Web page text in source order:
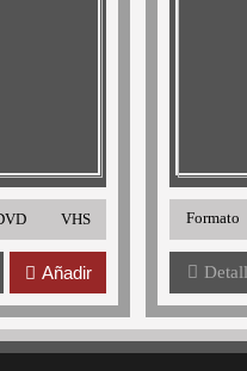
VHS
Añadir
Formato